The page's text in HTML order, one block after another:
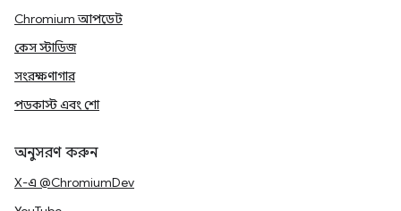
Chromium আপডেট
কেস স্টাডিজ
সংরক্ষণাগার
পডকাস্ট এবং শো
অনুসরণ করুন
X-এ @ChromiumDev